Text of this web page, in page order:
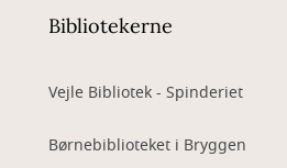
Bibliotekerne
Vejle Bibliotek - Spinderiet
Børnebiblioteket i Bryggen